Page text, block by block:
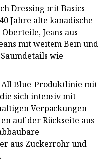
Dressing mit Basics
Jahre alte kanadische
Jeans aus
mit weitem Bein und
wie
All Blue-Produktlinie mit
sich intensiv mit
Verpackungen
auf der Rückseite aus
aus Zuckerrohr und